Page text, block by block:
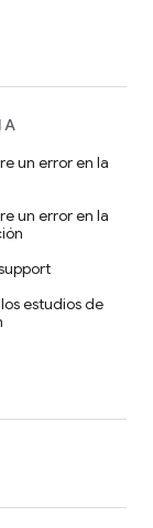
un error en la
un error en la
estudios de